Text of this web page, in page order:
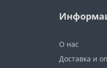
О нас
Доставка и